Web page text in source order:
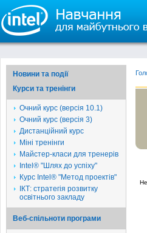
Новини та події
Курси та тренінги
Очний курс (версія 10.1)
Очний курс (версія 3)
Дистанційний курс
Міні тренінги
Майстер-класи для тренерів
Intel® "Шлях до успіху"
Курс Intel® "Метод проектів"
ІКТ: стратегія розвитку
освітнього закладу
Веб-спільноти програми